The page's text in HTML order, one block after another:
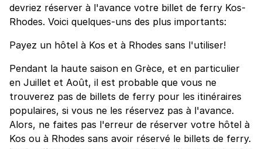
devriez réserver à l'avance votre billet de ferry Kos-
Rhodes. Voici quelques-uns des plus importants:
Payez un hôtel à Kos et à Rhodes sans l'utiliser!
Pendant la haute saison en Grèce, et en particulier
en Juillet et Août, il est probable que vous ne
trouverez pas de billets de ferry pour les itinéraires
populaires, si vous ne les réservez pas à l'avance.
Alors, ne faites pas l'erreur de réserver votre hôtel à
Kos ou à Rhodes sans avoir réservé le billets de ferry.